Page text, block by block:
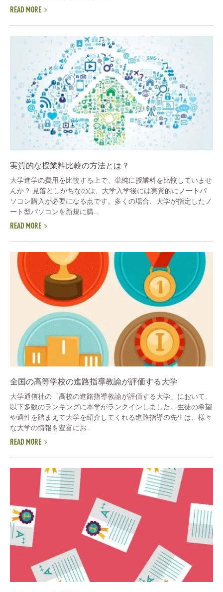
READ MORE
実質的な授業料比較の方法とは？
大学進学の費用を比較する上で、単純に授業料を比較していませ
んか？ 見落としがちなのは、大学入学後には実質的にノートパ
ソコン購入が必要になる点です。多くの場合、大学が指定したノ
ート型パソコンを新規に購...
READ MORE
全国の高等学校の進路指導教諭が評価する大学
大学通信社の「高校の進路指導教諭が評価する大学」において、
以下多数のランキングに本学がランクインしました。生徒の希望
や適性を踏まえて大学を紹介してくれる進路指導の先生は、様々
な大学の情報を豊富にお...
READ MORE